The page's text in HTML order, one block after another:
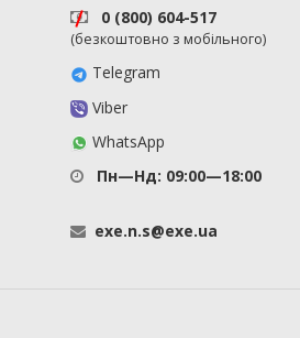
0 (800) 604-517
(безкоштовно з мобільного)
Telegram
Viber
WhatsApp
Пн—Нд: 09:00—18:00
exe.n.s@exe.ua